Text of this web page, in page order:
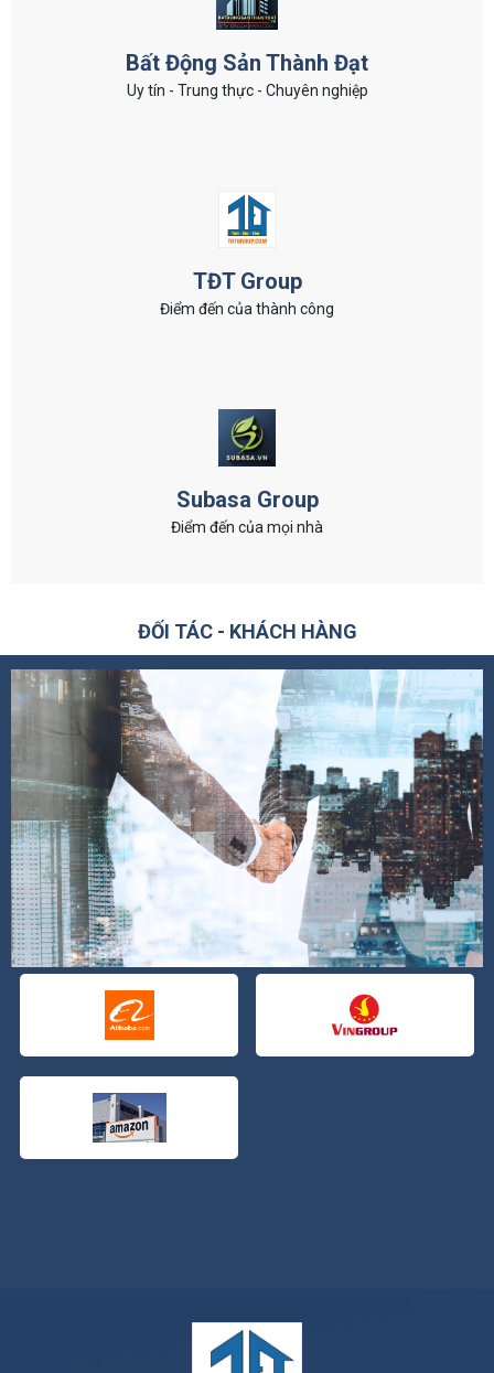
Bất Động Sản Thành Đạt
Uy tín - Trung thực - Chuyên nghiệp
TĐT Group
Điểm đến của thành công
Subasa Group
Điểm đến của mọi nhà
ĐỐI TÁC - KHÁCH HÀNG